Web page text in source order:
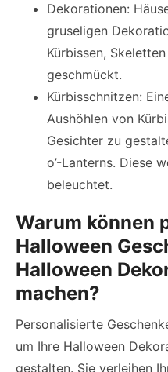
Dekorationen:
gruseligen
Kürbissen,
geschmückt.
Kürbisschnitzen:
Aushöhlen von
Gesichter zu
o’-Lanterns. Diese
beleuchtet.
Warum können
Halloween
Halloween
machen?
Personalisierte
um Ihre Halloween
gestalten. Sie verleihen